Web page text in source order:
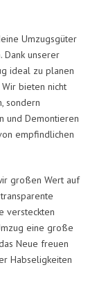
Umzugsgüter
Dank unserer
ideal zu planen
bieten nicht
sondern
und Demontieren
empfindlichen
großen Wert auf
versteckten
eine große
Neue freuen
Habseligkeiten